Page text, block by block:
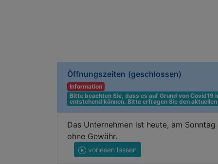
Öffnungszeiten (geschlossen)
Information
Bitte beachten Sie, dass es auf Grund von
entstehend können. Bitte erfragen Sie den
Das Unternehmen ist heute, am
ohne Gewähr.
vorlesen lassen